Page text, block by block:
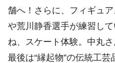
舗へ！さらに、フィギュ
や荒川静香選手が練習し
ね、スケート体験。中丸
最後は“縁起物”の伝統工芸